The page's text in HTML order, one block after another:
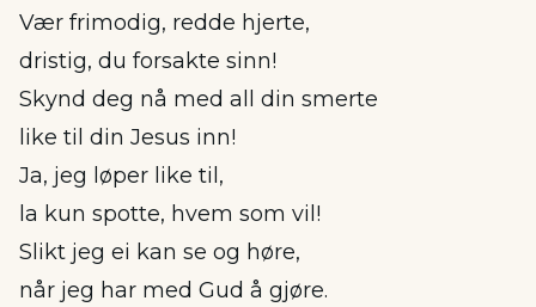
Vær frimodig, redde hjerte,
dristig, du forsakte sinn!
Skynd deg nå med all din smerte
like til din Jesus inn!
Ja, jeg løper like til,
la kun spotte, hvem som vil!
Slikt jeg ei kan se og høre,
når jeg har med Gud å gjøre.